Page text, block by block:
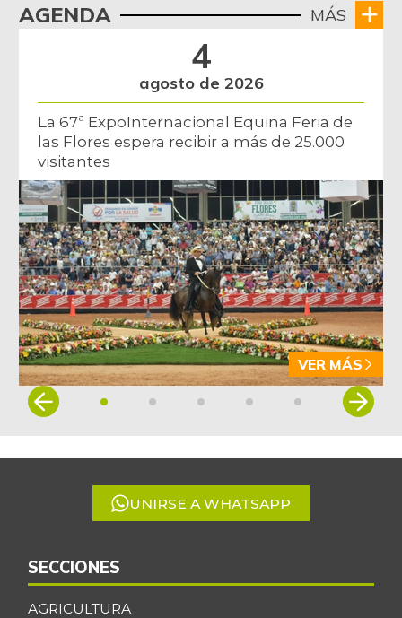
AGENDA MÁS
4
agosto de 2026
La 67ª ExpoInternacional Equina Feria de
las Flores espera recibir a más de 25.000
visitantes
VER MÁS
Item
5
UNIRSE A WHATSAPP
SECCIONES
AGRICULTURA